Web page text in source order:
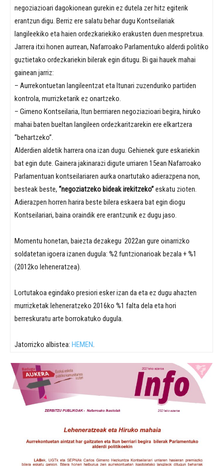
negoziazioari dagokionean gurekin ez dutela zer hitz egiterik
erantzun digu. Berriz ere salatu behar dugu Kontseilariak
langileekiko eta haien ordezkariekiko erakusten duen mespretxua.
Jarrera itxi honen aurrean, Nafarroako Parlamentuko alderdi politiko
guztietako ordezkariekin bilerak egin ditugu. Bi gai hauek mahai
gainean jarriz:
– Aurrekontuetan langileentzat eta Itunari zuzenduriko partiden
kontrola, murrizketarik ez onartzeko.
– Gimeno Kontseilaria, Itun berrriaren negoziazioari begira, hiruko
mahai baten bueltan langileen ordezkaritzarekin ere elkartzera
“behartzeko”.
Alderdien aldetik harrera ona izan dugu. Gehienek gure eskariekin
bat egin dute. Gainera jakinarazi digute urriaren 15ean Nafarroako
Parlamentuan kontseilariaren aurka onartutako adierazpena non,
besteak beste, “negoziatzeko bideak irekitzeko”eskatu zioten.
Adierazpen horren harira beste bilera eskaera bat egin diogu
Kontseilariari, baina oraindik ere erantzunik ez dugu jaso.
Momentu honetan, baiezta dezakegu 2022an gure oinarrizko
soldatetan igoera izanen dugula: %2 funtzionarioak bezala + %1
(2012ko leheneratzea).
Lortutakoa egindako presiori esker izan da eta ez dugu ahazten
murrizketak leheneratzeko 2016ko %1 falta dela eta hori
berreskuratu arte borrokatuko dugula.
Jatorrizko albistea: HEMEN.